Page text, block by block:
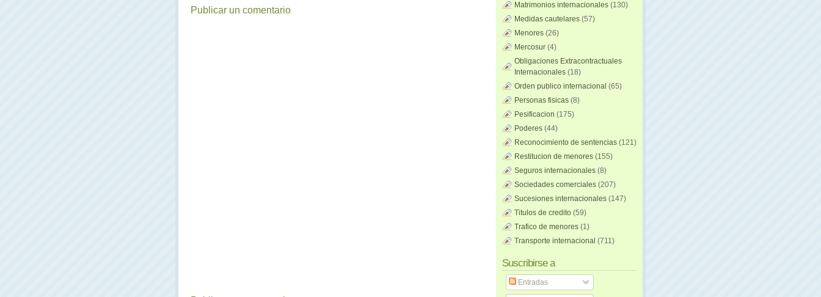
Publicar un comentario
Matrimonios internacionales (130)
Medidas cautelares (57)
Menores (26)
Mercosur (4)
Obligaciones Extracontractuales
Internacionales (18)
Orden publico internacional (65)
Personas fisicas (8)
Pesificacion (175)
Poderes (44)
Reconocimiento de sentencias (121)
Restitucion de menores (155)
Seguros internacionales (8)
Sociedades comerciales (207)
Sucesiones internacionales (147)
Titulos de credito (59)
Trafico de menores (1)
Transporte internacional (711)
Suscribirse a
Entradas